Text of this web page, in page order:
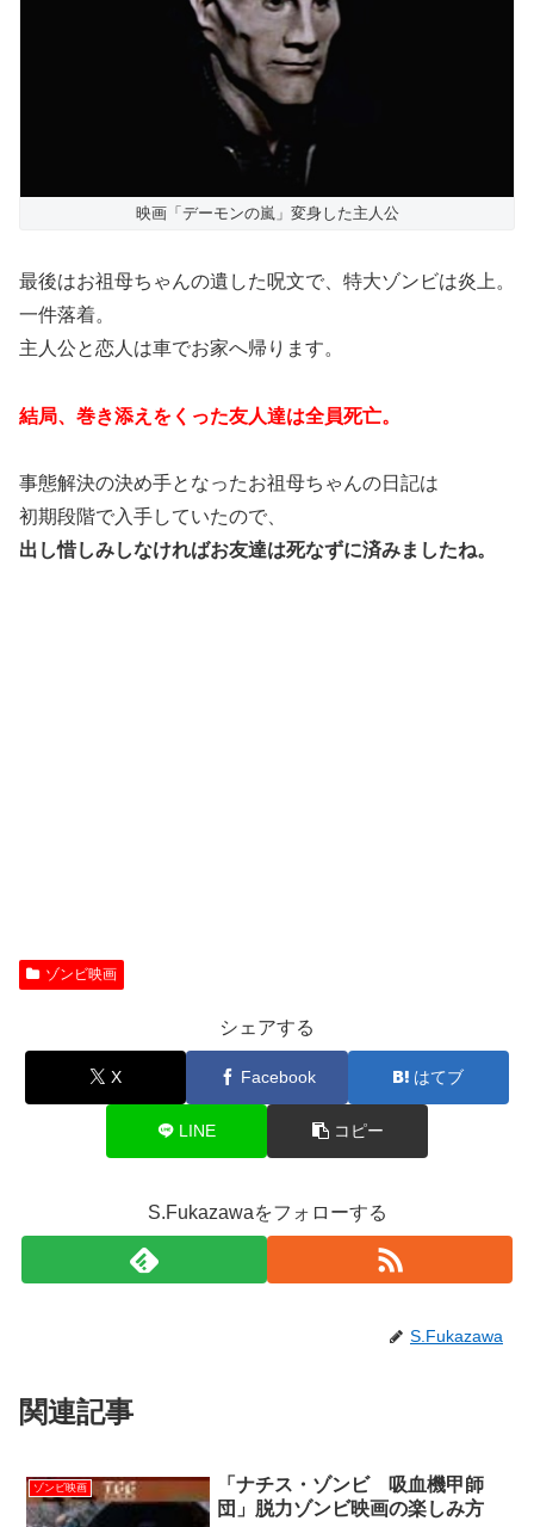
映画「デーモンの嵐」変身した主人公
最後はお祖母ちゃんの遺した呪文で、特大ゾンビは炎上。
一件落着。
主人公と恋人は車でお家へ帰ります。
結局、巻き添えをくった友人達は全員死亡。
事態解決の決め手となったお祖母ちゃんの日記は
初期段階で入手していたので、
出し惜しみしなければお友達は死なずに済みましたね。
ゾンビ映画
シェアする
X Facebook はてブ
LINE コピー
S.Fukazawaをフォローする
S.Fukazawa
関連記事
ゾンビ映画
「ナチス・ゾンビ 吸血機甲師
団」脱力ゾンビ映画の楽しみ方